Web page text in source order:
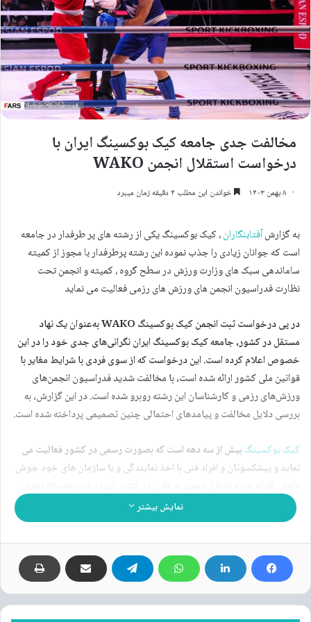
مخالفت جدی جامعه کیک بوکسینگ ایران با
درخواست استقلال انجمن WAKO
۸ بهمن ۱۴۰۳ خواندن این مطلب ۴ دقیقه زمان میبرد
به گزارشآفتابنگاران، کیک بوکسینگ یکی از رشته های پر طرفدار در جامعه
است که جوانان زیادی را جذب نموده این رشته پرطرفدار با مجوز از کمیته
ساماندهی سبک های وزارت ورزش در سطح گروه ، کمیته و انجمن تحت
نظارت فدراسیون انجمن های ورزش های رزمی فعالیت می نماید
در پی درخواست ثبت انجمن کیک بوکسینگWAKOبه‌عنوان یک نهاد
مستقل در کشور، جامعه کیک بوکسینگ ایران نگرانی‌های جدی خود را در این
خصوص اعلام کرده است. این درخواست که از سوی فردی با شرایط مغایر با
قوانین ملی کشور ارائه شده است، با مخالفت شدید فدراسیون انجمن‌های
ورزش‌های رزمی و کارشناسان این رشته روبرو شده است. در این گزارش، به
بررسی دلایل مخالفت و پیامدهای احتمالی چنین تصمیمی پرداخته شده است.
کیک بوکسینگبیش از سه دهه است که بصورت رسمی در کشور فعالیت می
نماید و پیشکسوتان و افراد فنی با اخذ نمایندگی و یا سازمان های خود جوش
زیادی از علاقمندان به این رشته ها در مسابقات استانی و کشوری و حتی بین
المللی در سازمانهای مختلف حضور دارند و با تعداد ۵۰ سبک و بیش از
پانصدهزار نفر بیمه شده ورزشی فعالیت گسترده ای در سطح کشور دارند این
درحالی است که در این سالها کیک بوکسینگ واکو نیز بعنوان انجمن بصورت
موازی با این سبکها فعالیت داشته و تعداد بیمه شدگان انجمن واکو در سطح
کشور حدود صد نفر می باشد که در مقایسه با یکی از شهرستانهای سبک های
نمایش بیشتر